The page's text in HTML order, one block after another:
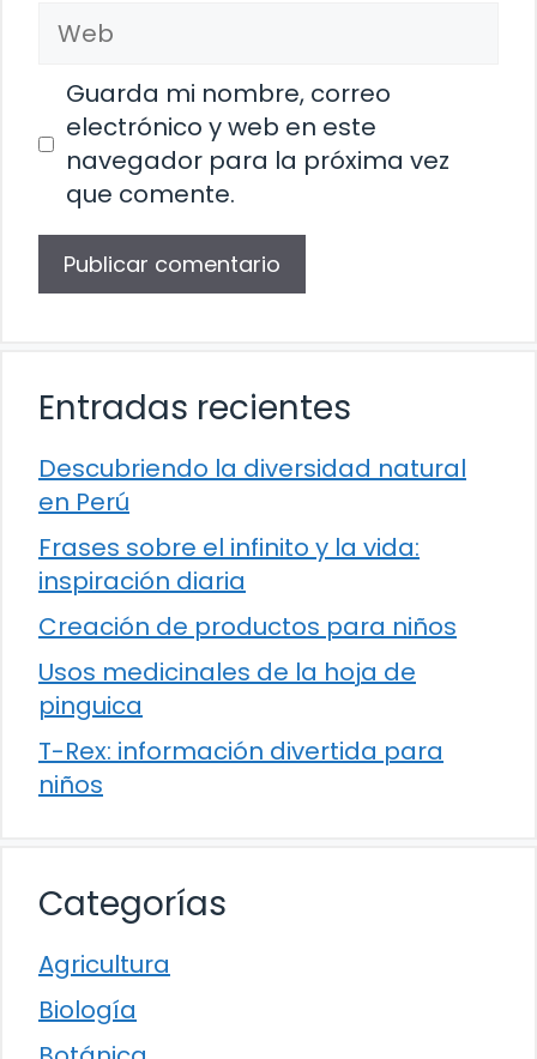
Web
Guarda mi nombre, correo
electrónico y web en este
navegador para la próxima vez
que comente.
Entradas recientes
Descubriendo la diversidad natural
en Perú
Frases sobre el infinito y la vida:
inspiración diaria
Creación de productos para niños
Usos medicinales de la hoja de
pinguica
T-Rex: información divertida para
niños
Categorías
Agricultura
Biología